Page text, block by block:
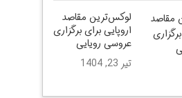
لوکس‌ترین مقاصد
اروپایی برای برگزاری
عروسی رویایی
تیر 23, 1404